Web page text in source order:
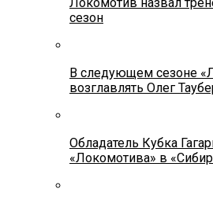
сезон
В следующем сезоне
возглавлять Олег
Обладатель Кубка
«Локомотива» в